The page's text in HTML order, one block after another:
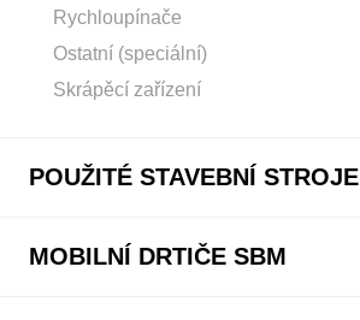
Rychloupínače
Ostatní (speciální)
Skrápěcí zařízení
POUŽITÉ STAVEBNÍ STROJE
MOBILNÍ DRTIČE SBM